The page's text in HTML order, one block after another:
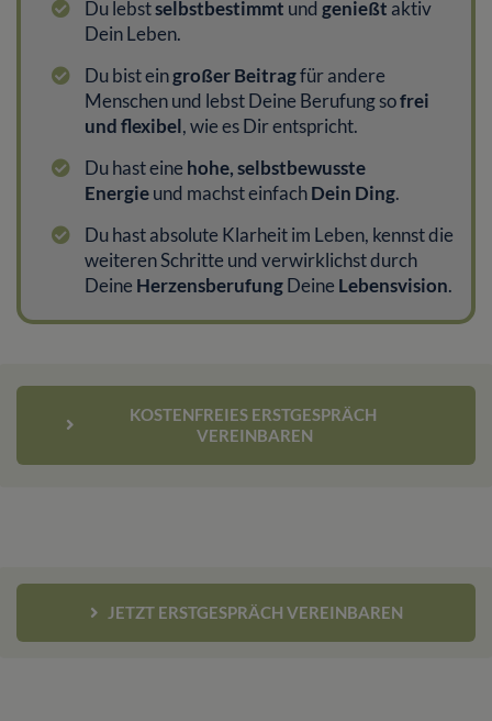
Du lebstselbstbestimmt und genießt aktiv
Dein Leben.
Du bist eingroßer Beitragfür andere
Menschen und lebst Deine Berufung sofrei
und flexibel, wie es Dir entspricht.
Du hast eine hohe, selbstbewusste
Energieund machst einfachDein Ding.
Du hast absolute Klarheit im Leben, kennst die
weiteren Schritte und verwirklichst durch
Deine HerzensberufungDeine Lebensvision.
KOSTENFREIES ERSTGESPRÄCH
VEREINBAREN
JETZT ERSTGESPRÄCH VEREINBAREN